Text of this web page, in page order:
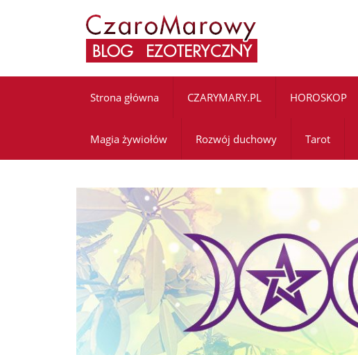
Strona główna CZARYMARY.PL HOROSKOP
Magia żywiołów Rozwój duchowy Tarot